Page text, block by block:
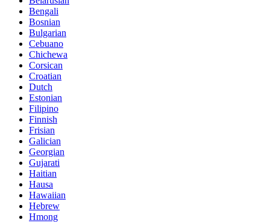
Bengali
Bosnian
Bulgarian
Cebuano
Chichewa
Corsican
Croatian
Dutch
Estonian
Filipino
Finnish
Frisian
Galician
Georgian
Gujarati
Haitian
Hausa
Hawaiian
Hebrew
Hmong